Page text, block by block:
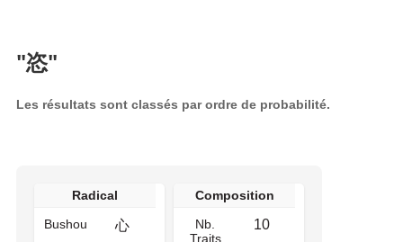
"恣"
Les résultats sont classés par ordre de probabilité.
Radical
Bushou
心
Composition
Nb.
Traits
10